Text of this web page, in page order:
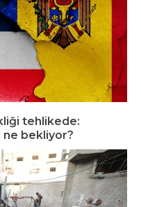
tehlikede:
bekliyor?